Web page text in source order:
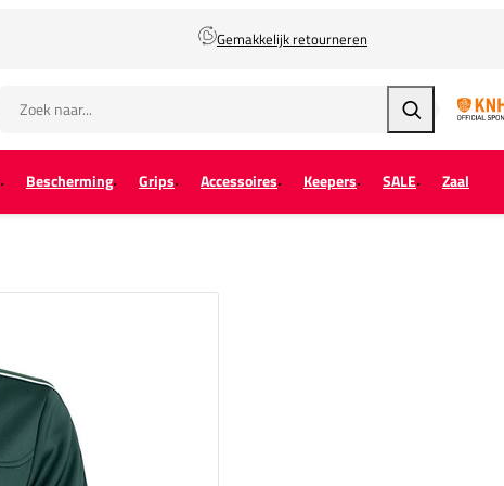
Gemakkelijk retourneren
Zoeken
Bescherming Grips Accessoires Keepers SALE Zaal